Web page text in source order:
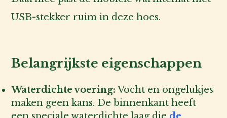
USB-stekker ruim in deze hoes.
Belangrijkste eigenschappen
Waterdichte voering:Vocht en ongelukjes
maken geen kans. De binnenkant heeft